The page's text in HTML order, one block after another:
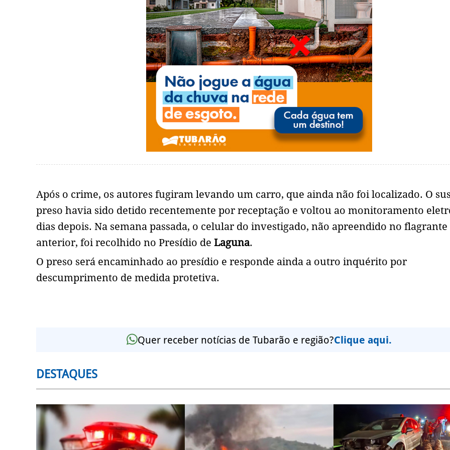
Após o crime, os autores fugiram levando um carro, que ainda não foi localizado. O
preso havia sido detido recentemente por receptação e voltou ao monitoramento
dias depois. Na semana passada, o celular do investigado, não apreendido no flagrante
anterior, foi recolhido no Presídio de Laguna.
O preso será encaminhado ao presídio e responde ainda a outro inquérito por
descumprimento de medida protetiva.
Quer receber notícias de Tubarão e região?Clique aqui.
DESTAQUES